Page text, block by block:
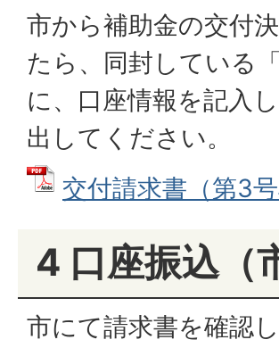
市から補助金の交付
たら、同封している
に、口座情報を記入
出してください。
交付請求書（第3
4 口座振込（
市にて請求書を確認